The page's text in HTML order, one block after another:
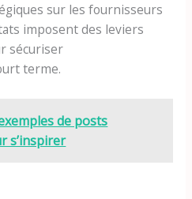
sur les fournisseurs
imposent des leviers
sécuriser
terme.
de posts
s’inspirer